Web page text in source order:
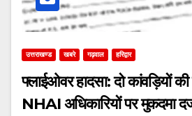
उत्तराखण्ड खबरे गढ़वाल हरिद्वार
फ्लाईओवर हादसा: दो कांवड़ियों
NHAI अधिकारियों पर मुकदमा